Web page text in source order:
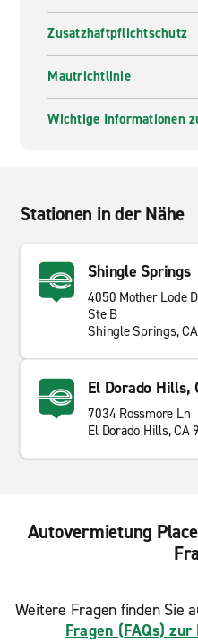
Zusatzhaftpflichtschutz
Mautrichtlinie
Wichtige Informationen
Stationen in der Nähe
Shingle Springs
4050 Mother Lode
Ste B
Shingle Springs,
El Dorado Hills,
7034 Rossmore Ln
El Dorado Hills, CA
Autovermietung
Weitere Fragen finden Sie
Fragen (FAQs)